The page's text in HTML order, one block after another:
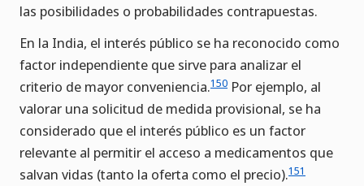
las posibilidades o probabilidades contrapuestas.
En la India, el interés público se ha reconocido como
factor independiente que sirve para analizar el
criterio de mayor conveniencia.150 Por ejemplo, al
valorar una solicitud de medida provisional, se ha
considerado que el interés público es un factor
relevante al permitir el acceso a medicamentos que
salvan vidas (tanto la oferta como el precio).151